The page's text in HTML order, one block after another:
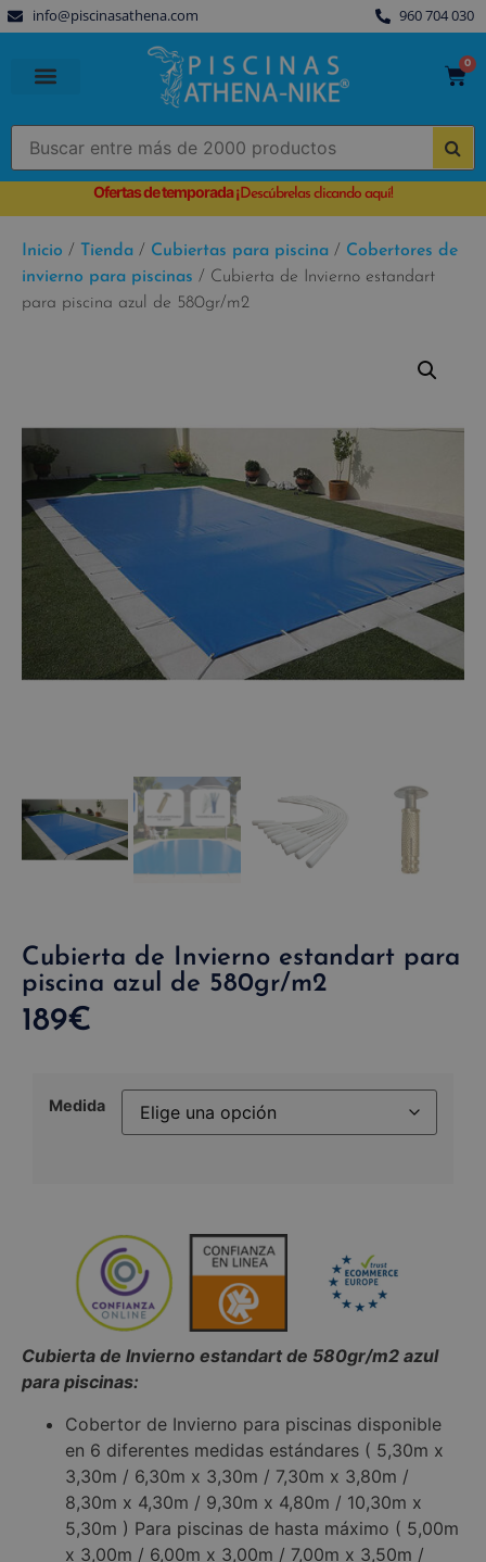
info@piscinasathena.com 960 704 030
0
Ofertas de temporada¡Descúbrelas clicando aquí!
Inicio / Tienda / Cubiertas para piscina / Cobertores de
invierno para piscinas / Cubierta de Invierno estandart
para piscina azul de 580gr/m2
Cubierta de Invierno estandart para
piscina azul de 580gr/m2
189€
Medida
Cubierta de Invierno estandart de 580gr/m2 azul
para piscinas:
Cobertor de Invierno para piscinas disponible
en 6 diferentes medidas estándares ( 5,30m x
3,30m / 6,30m x 3,30m / 7,30m x 3,80m /
8,30m x 4,30m / 9,30m x 4,80m / 10,30m x
5,30m ) Para piscinas de hasta máximo ( 5,00m
x 3,00m / 6,00m x 3,00m / 7,00m x 3,50m /